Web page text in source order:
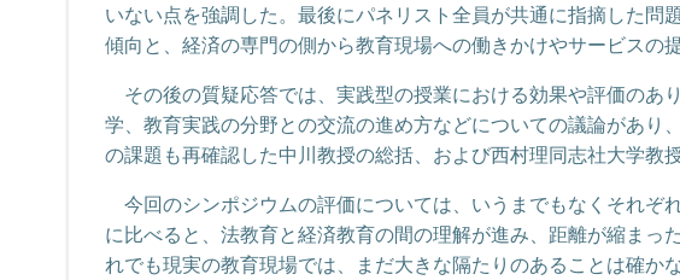
いない点を強調した。最後にパネリスト全員が共通に指摘した問
傾向と、経済の専門の側から教育現場への働きかけやサービスの
その後の質疑応答では、実践型の授業における効果や評価のあ
学、教育実践の分野との交流の進め方などについての議論があり
の課題も再確認した中川教授の総括、および西村理同志社大学教
今回のシンポジウムの評価については、いうまでもなくそれぞ
に比べると、法教育と経済教育の間の理解が進み、距離が縮まっ
れでも現実の教育現場では、まだ大きな隔たりのあることは確か